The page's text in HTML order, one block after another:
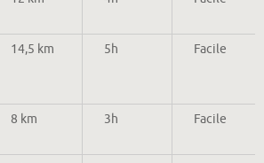
14,5 km 5h Facile
8 km 3h Facile